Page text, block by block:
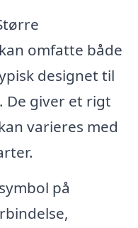
omfatte både
designet til
De giver et rigt
varieres med
på